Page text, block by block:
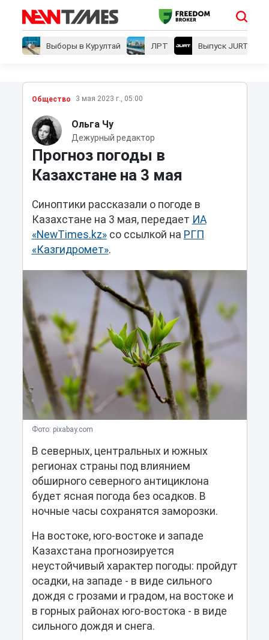
Выборы в Курултай ЛРТ Выпуск JURT
Общество 3 мая 2023 г., 05:00
Ольга Чу
Дежурный редактор
Прогноз погоды в
Казахстане на 3 мая
Синоптики рассказали о погоде в
Казахстане на 3 мая, передает ИА
«NewTimes.kz»со ссылкой на РГП
«Казгидромет».
Фото: pixabay.com
В северных, центральных и южных
регионах страны под влиянием
обширного северного антициклона
будет ясная погода без осадков. В
ночные часы сохранятся заморозки.
На востоке, юго-востоке и западе
Казахстана прогнозируется
неустойчивый характер погоды: пройдут
осадки, на западе - в виде сильного
дождя с грозами и градом, на востоке и
в горных районах юго-востока - в виде
сильного дождя и снега.